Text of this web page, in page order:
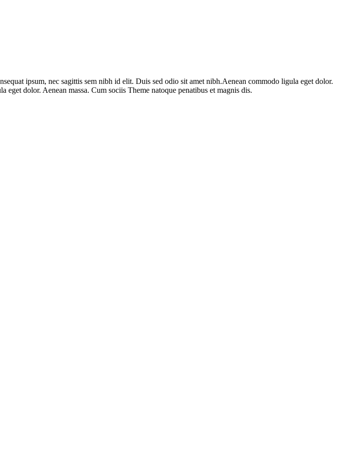
ipsum, nec sagittis sem nibh id elit. Duis sed odio sit amet nibh.Aenean commodo ligula eget dolor.
dolor. Aenean massa. Cum sociis Theme natoque penatibus et magnis dis.